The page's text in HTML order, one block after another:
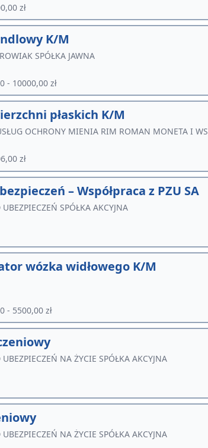
zł
K/M
SPÓŁKA JAWNA
- 10000,00 zł
płaskich K/M
OCHRONY MIENIA RIM ROMAN MONETA I
zł
– Współpraca z PZU SA
SPÓŁKA AKCYJNA
wózka widłowego K/M
- 5500,00 zł
NA ŻYCIE SPÓŁKA AKCYJNA
NA ŻYCIE SPÓŁKA AKCYJNA